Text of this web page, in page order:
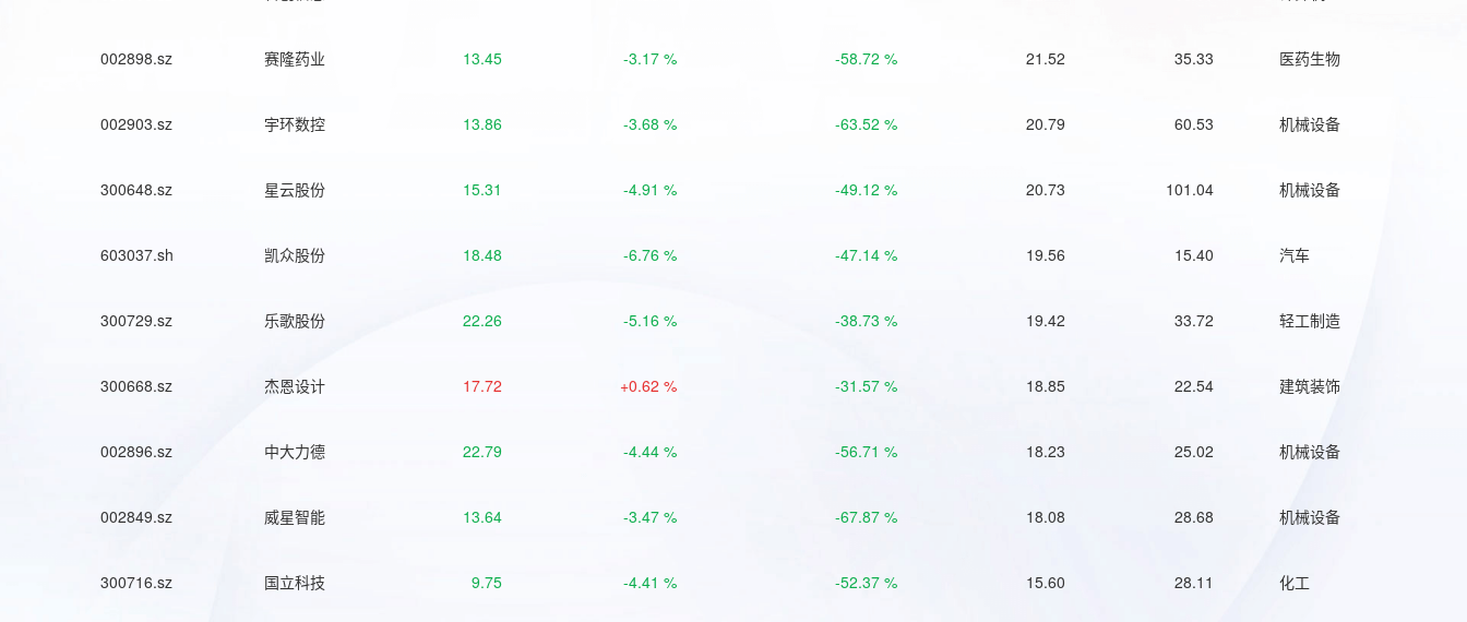
002898.sz 赛隆药业 13.45 -3.17 % -58.72 % 21.52 35.33 医药生物
002903.sz 宇环数控 13.86 -3.68 % -63.52 % 20.79 60.53 机械设备
300648.sz 星云股份 15.31 -4.91 % -49.12 % 20.73 101.04 机械设备
603037.sh 凯众股份 18.48 -6.76 % -47.14 % 19.56 15.40 汽车
300729.sz 乐歌股份 22.26 -5.16 % -38.73 % 19.42 33.72 轻工制造
300668.sz 杰恩设计 17.72 +0.62 % -31.57 % 18.85 22.54 建筑装饰
002896.sz 中大力德 22.79 -4.44 % -56.71 % 18.23 25.02 机械设备
002849.sz 威星智能 13.64 -3.47 % -67.87 % 18.08 28.68 机械设备
300716.sz 国立科技 9.75 -4.41 % -52.37 % 15.60 28.11 化工